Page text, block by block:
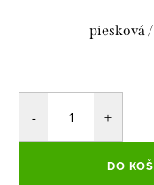
piesková
DO